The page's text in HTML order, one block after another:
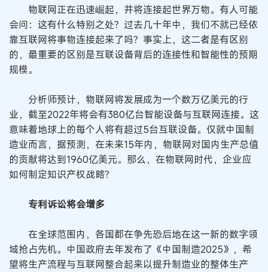
物联网正在迅速崛起，并将连接起世界万物。有人可能
会问：这有什么特别之处？过去几十年中，我们不就已经依
靠互联网将事物连接起来了吗？事实上，这二者是有区别
的，最重要的区别是互联设备背后的连接性和智能性的预期
规模。
分析师预计，物联网将发展成为一个数万亿美元的行
业，截至2022年将会有380亿台智能设备与互联网连接。这
意味着地球上的每个人将有超过5台互联设备。仅就中国制
造业而言，据预测，在未来15年内，物联网对国内生产总值
的贡献将达到1960亿美元。那么，在物联网时代，企业应
如何制定知识产权战略？
专利诉讼将会增多
在全球范围内，各国都在争先恐后地在这一新的数字领
域抢占先机。中国政府去年发布了《中国制造2025》，希
望将生产流程与互联网整合起来以提升制造业的整体生产